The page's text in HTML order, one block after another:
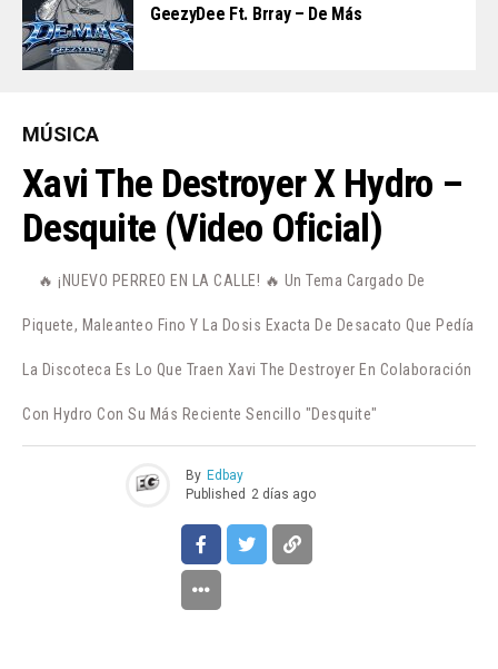
GeezyDee Ft. Brray – De Más
MÚSICA
Xavi The Destroyer X Hydro –
Desquite (Video Oficial)
🔥 ¡NUEVO PERREO EN LA CALLE! 🔥 Un Tema Cargado De
Piquete, Maleanteo Fino Y La Dosis Exacta De Desacato Que Pedía
La Discoteca Es Lo Que Traen Xavi The Destroyer En Colaboración
Con Hydro Con Su Más Reciente Sencillo "Desquite"
By Edbay
Published 2 días ago